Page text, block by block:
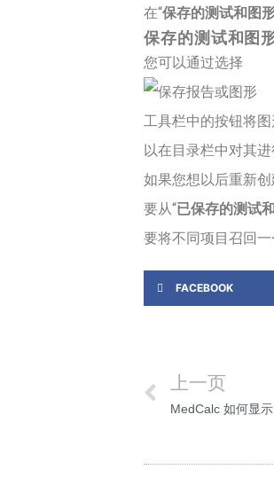
在“保存的测试和图
保存的测试和图
您可以通过选择
工具栏中的按钮将
以在目录栏中对其进
如果您想以后重新
要从“已保存的测试
要将不同项目召回
FACEBOOK
上一页
MedCalc 如何显